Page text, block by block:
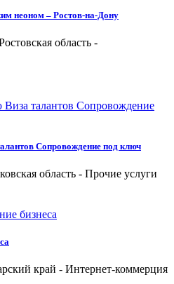
неоном – Ростов-на-Дону
область -
Сопровождение под ключ
область - Прочие услуги
край - Интернет-коммерция